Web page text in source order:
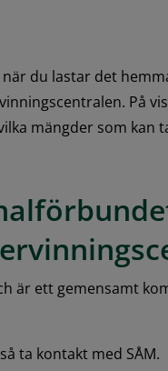
du lastar det
På
mängder som kan
är ett gemensamt
ta kontakt med SÅM.